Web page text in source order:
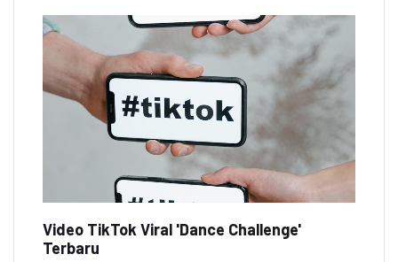
Video TikTok Viral 'Dance Challenge'
Terbaru